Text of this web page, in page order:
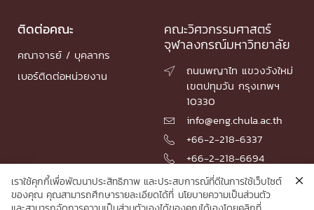
ติดต่อคณะ
คณาจารย์ / บุคลากร
เบอร์ติดต่อหน่วยงาน
คณะวิศวกรรมศาสตร์
จุฬาลงกรณ์มหาวิทยาลัย

ถนนพญาไท แขวงวังใหม่
เขตปทุมวัน กรุงเทพฯ
10330
 info@eng.chula.ac.th
 +66-2-218-6337
 +66-2-218-6694
เราใช้คุกกี้เพื่อพัฒนาประสิทธิภาพ และประสบการณ์ที่ดีในการใช้เว็บไซต์
ของคุณ คุณสามารถศึกษารายละเอียดได้ที่ นโยบายความเป็นส่วนตัว